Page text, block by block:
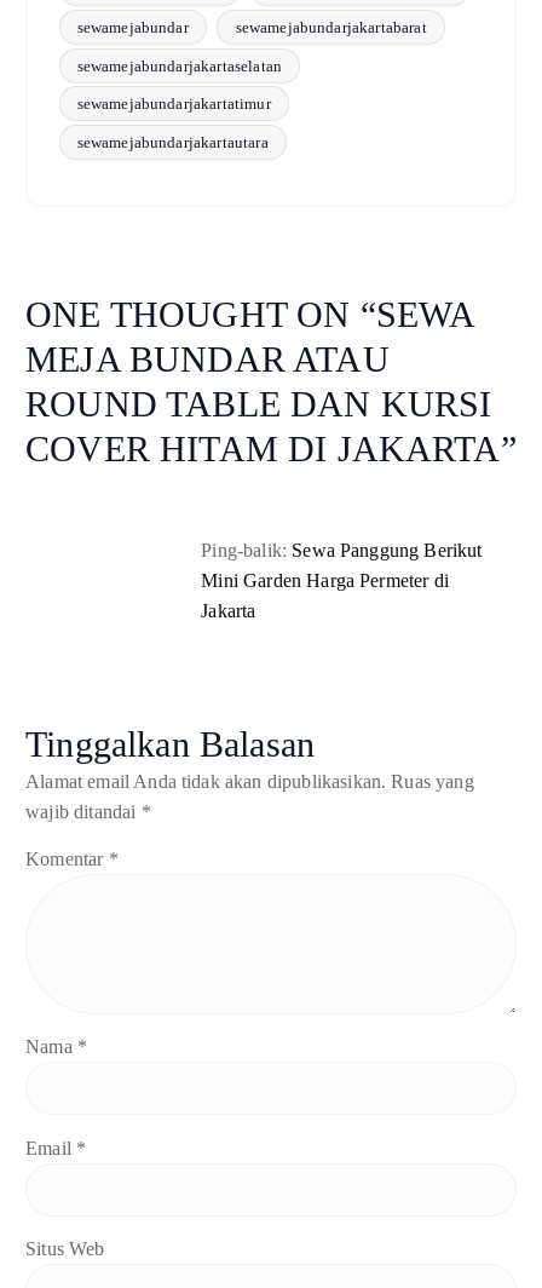
sewamejabundar sewamejabundarjakartabarat
sewamejabundarjakartaselatan
sewamejabundarjakartatimur
sewamejabundarjakartautara
ONE THOUGHT ON “SEWA
MEJA BUNDAR ATAU
ROUND TABLE DAN KURSI
COVER HITAM DI JAKARTA”
Ping-balik: Sewa Panggung Berikut
Mini Garden Harga Permeter di
Jakarta
Tinggalkan Balasan
Alamat email Anda tidak akan dipublikasikan. Ruas yang
wajib ditandai *
Komentar *
Nama *
Email *
Situs Web